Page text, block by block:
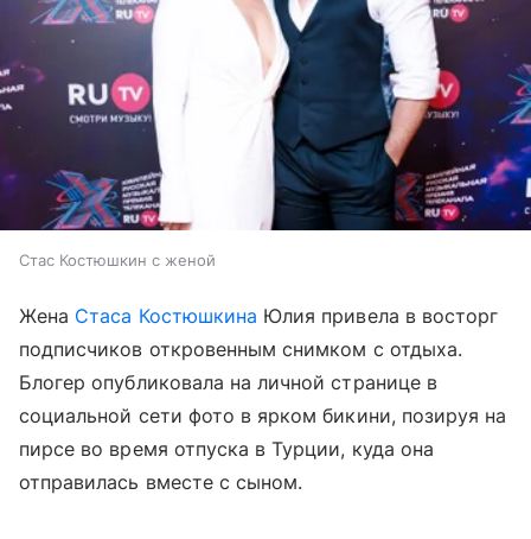
Стас Костюшкин с женой
Жена Стаса Костюшкина Юлия привела в восторг
подписчиков откровенным снимком с отдыха.
Блогер опубликовала на личной странице в
социальной сети фото в ярком бикини, позируя на
пирсе во время отпуска в Турции, куда она
отправилась вместе с сыном.